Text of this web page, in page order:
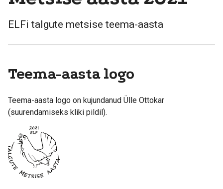
ELFi talgute metsise teema-aasta
Teema-aasta logo
Teema-aasta logo on kujundanud Ülle Ottokar
(suurendamiseks kliki pildil).